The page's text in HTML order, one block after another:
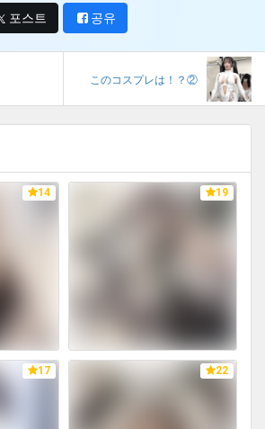
포스트 공유
このコスプレは！？②
14 19
17 22